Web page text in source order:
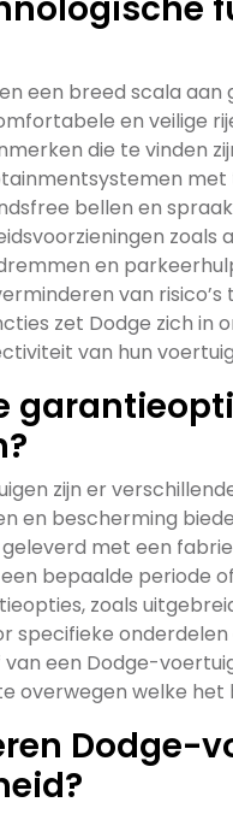
een breed scala
en veilige
die te vinden
met
bellen en
en
van
zet Dodge zich in
van hun
zijn er
en bescherming
met een
bepaalde periode
zoals
specifieke
van een Dodge-
overwegen welke
Dodge-